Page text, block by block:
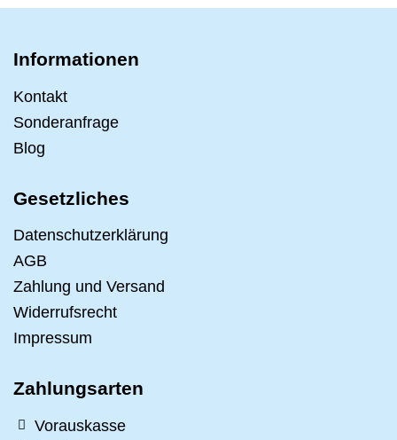
Informationen
Kontakt
Sonderanfrage
Blog
Gesetzliches
Datenschutzerklärung
AGB
Zahlung und Versand
Widerrufsrecht
Impressum
Zahlungsarten
Vorauskasse